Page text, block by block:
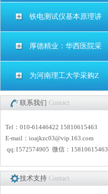
铁电测试仪基本原理讲
厚德精业：华西医院采
为河南理工大学采购Z
联系我们 Contact
Tel：010-61446422 15810615463
E-mail： ioajkzc03@vip.163.com
qq:1572574905 微信：15810615463
技术支持 Contact